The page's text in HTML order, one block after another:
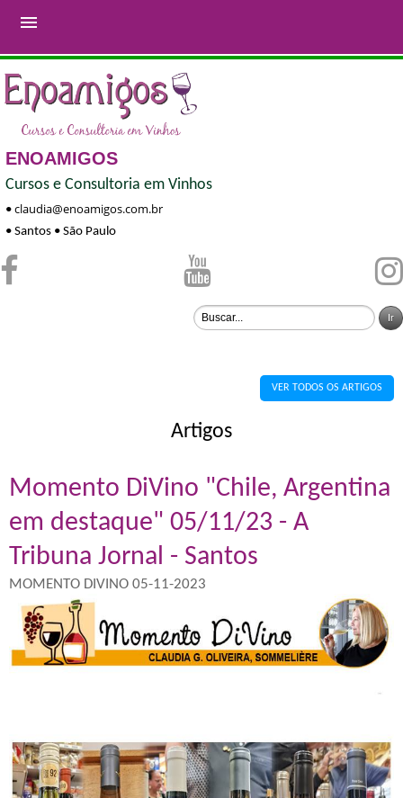

ENOAMIGOS
Cursos e Consultoria em Vinhos
• claudia@enoamigos.com.br
• Santos • São Paulo
Artigos
VER TODOS OS ARTIGOS
Momento DiVino "Chile, Argentina
em destaque" 05/11/23 - A
Tribuna Jornal - Santos
MOMENTO DIVINO 05-11-2023